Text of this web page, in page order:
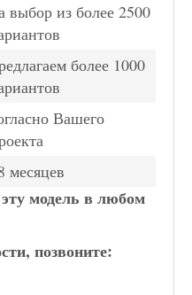
выбор из более 2500
более 1000
Вашего
месяцев
модель в любом
позвоните: